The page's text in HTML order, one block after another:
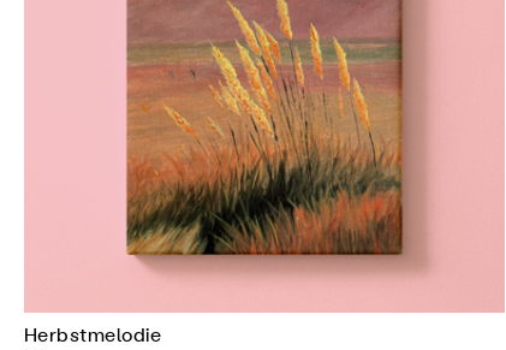
Herbstmelodie